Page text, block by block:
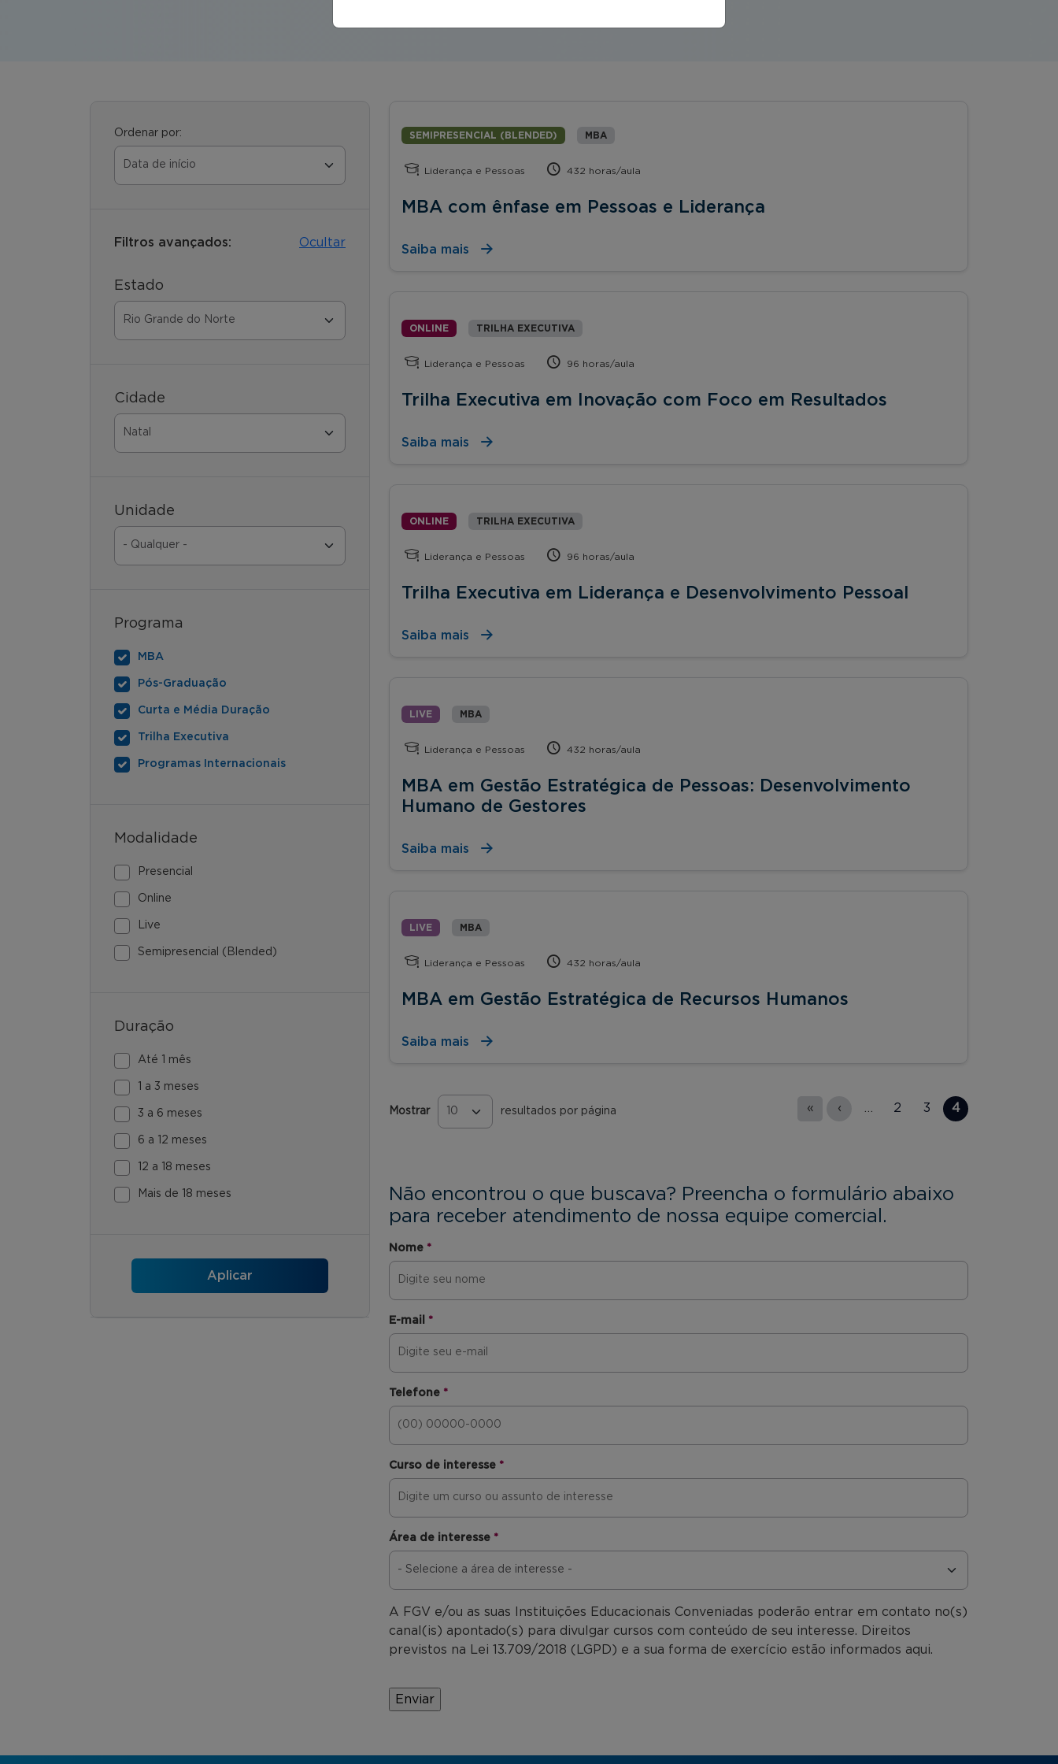
Ordenar por:
Filtros avançados: Ocultar
Estado
Cidade
Unidade
Programa
MBA
Pós-Graduação
Curta e Média Duração
Trilha Executiva
Programas Internacionais
Modalidade
Presencial
Online
Live
Semipresencial (Blended)
Duração
Até 1 mês
1 a 3 meses
3 a 6 meses
6 a 12 meses
12 a 18 meses
Mais de 18 meses
SEMIPRESENCIAL (BLENDED) MBA
Liderança e Pessoas 432 horas/aula
MBA com ênfase em Pessoas e Liderança
Saiba mais
ONLINE TRILHA EXECUTIVA
Liderança e Pessoas 96 horas/aula
Trilha Executiva em Inovação com Foco em Resultados
Saiba mais
ONLINE TRILHA EXECUTIVA
Liderança e Pessoas 96 horas/aula
Trilha Executiva em Liderança e Desenvolvimento Pessoal
Saiba mais
LIVE MBA
Liderança e Pessoas 432 horas/aula
MBA em Gestão Estratégica de Pessoas: Desenvolvimento
Humano de Gestores
Saiba mais
LIVE MBA
Liderança e Pessoas 432 horas/aula
MBA em Gestão Estratégica de Recursos Humanos
Saiba mais
Mostrar resultados por página
Páginas
« ‹ … 2 3 4
Não encontrou o que buscava? Preencha o formulário abaixo
para receber atendimento de nossa equipe comercial.
Nome *
E-mail *
Telefone *
Curso de interesse *
Área de interesse *
A FGV e/ou as suas Instituições Educacionais Conveniadas poderão entrar em contato no(s)
canal(is) apontado(s) para divulgar cursos com conteúdo de seu interesse. Direitos
previstos na Lei 13.709/2018 (LGPD) e a sua forma de exercício estão informados aqui.